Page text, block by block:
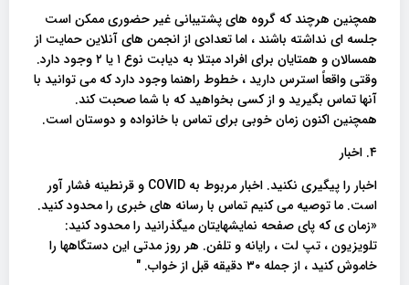
همچنین هرچند که گروه های پشتیبانی غیر حضوری ممکن است
جلسه ای نداشته باشند ، اما تعدادی از انجمن های آنلاین حمایت از
همسالان و همتایان برای افراد مبتلا به دیابت نوع ۱ یا ۲ وجود دارد.
وقتی واقعاً استرس دارید ، خطوط راهنما وجود دارد که می توانید با
آنها تماس بگیرید و از کسی بخواهید که با شما صحبت کند.
همچنین اکنون زمان خوبی برای تماس با خانواده و دوستان است.
۴. اخبار
اخبار را پیگیری نکنید. اخبار مربوط به COVID و قرنطینه فشار آور
است. ما توصیه می کنیم تماس با رسانه های خبری را محدود کنید.
«زمان ی که پای صفحه نمایشهایتان میگذرانید را محدود کنید:
تلویزیون ، تپ لت ، رایانه و تلفن. هر روز مدتی این دستگاهها را
خاموش کنید ، از جمله ۳۰ دقیقه قبل از خواب. "